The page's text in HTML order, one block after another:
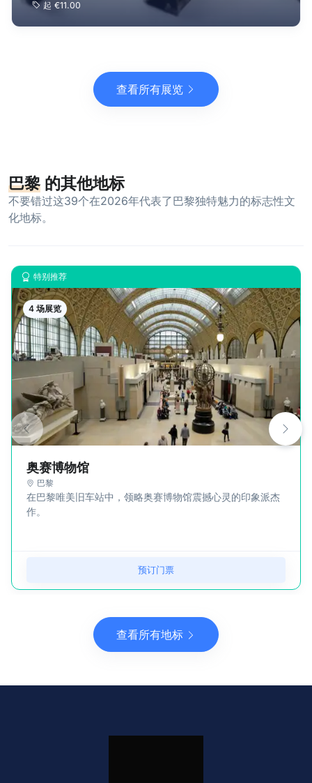
起 €11.00
查看所有展览
巴黎 的其他地标
不要错过这39个在2026年代表了巴黎独特魅力的标志性文
化地标。
特别推荐
4 场展览
奥赛博物馆
巴黎
在巴黎唯美旧车站中，领略奥赛博物馆震撼心灵的印象派杰
作。
预订门票
查看所有地标